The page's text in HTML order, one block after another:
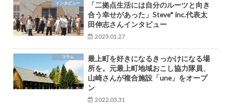
インタビュー
「二拠点生活には自分のルーツと向き
合う幸せがあった」Steve* inc.代表太
田伸志さんインタビュー
2023.01.27
コラム
最上町を好きになるきっかけになる場
所を。元最上町地域おこし協力隊員、
山崎さんが複合施設「une」をオープ
ン
2022.03.31